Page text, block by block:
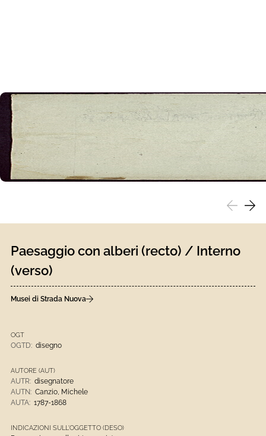
Paesaggio con alberi (recto) / Interno
(verso)
Musei di Strada Nuova
OGT
OGTD: disegno
AUTORE (AUT)
AUTR: disegnatore
AUTN: Canzio, Michele
AUTA: 1787-1868
INDICAZIONI SULL'OGGETTO (DESO)
scorri a